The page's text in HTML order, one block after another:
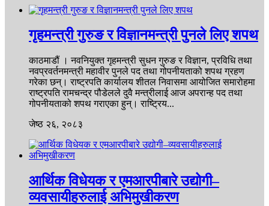
गृहमन्त्री गुरुङ र विज्ञानमन्त्री पुनले लिए शपथ
काठमाडौं । नवनियुक्त गृहमन्त्री सुधन गुरुङ र विज्ञान, प्रविधि तथा
नवप्रवर्तनमन्त्री महावीर पुनले पद तथा गोपनीयताको शपथ ग्रहण
गरेका छन्। राष्ट्रपति कार्यालय शीतल निवासमा आयोजित समारोहमा
राष्ट्रपति रामचन्द्र पौडेलले दुवै मन्त्रीलाई आज अपरान्ह पद तथा
गोपनीयताको शपथ गराएका हुन्। राष्ट्रिय...
जेष्ठ २६, २०८३
आर्थिक विधेयक र एमआरपीबारे उद्योगी–
व्यवसायीहरुलाई अभिमुखीकरण